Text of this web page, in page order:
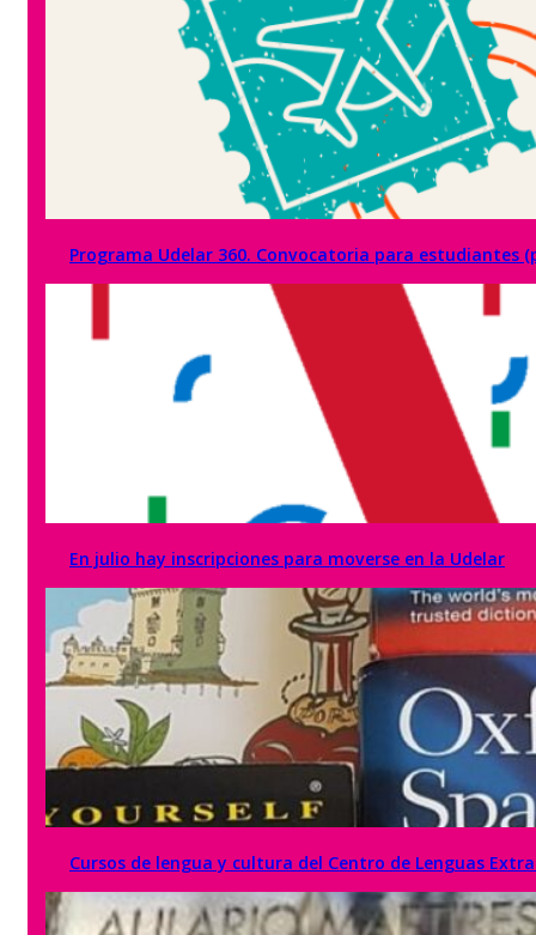
Programa Udelar 360. Convocatoria para estudiantes
En julio hay inscripciones para moverse en la Udelar
Cursos de lengua y cultura del Centro de Lenguas